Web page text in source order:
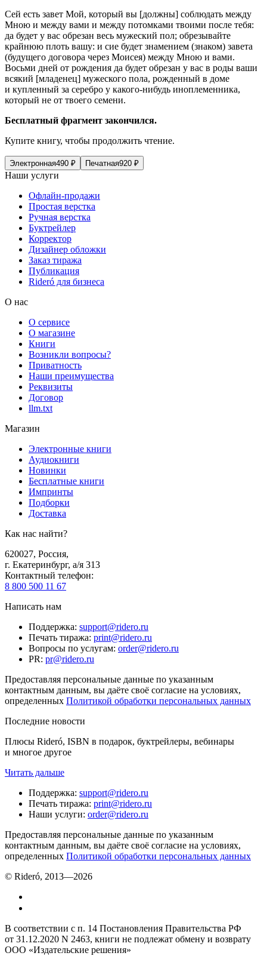
Сей есть завет Мой, который вы [должны] соблюдать между
Мною и между вами и между потомками твоими после тебя:
да будет у вас обрезан весь мужеский пол; обрезывайте
крайнюю плоть вашу: и сие будет знамением (знаком) завета
(будущего договора через Моисея) между Мною и вами.
Восьми дней от рождения да будет обрезан у вас в роды ваши
всякий [младенец] мужеского пола, рожденный в доме
и купленный за серебро у какого-нибудь иноплеменника,
который не от твоего семени.
Бесплатный фрагмент закончился.
Купите книгу, чтобы продолжить чтение.
Электронная490 ₽ Печатная920 ₽
Наши услуги
Офлайн-продажи
Простая верстка
Ручная верстка
Буктрейлер
Корректор
Дизайнер обложки
Заказ тиража
Публикация
Rideró для бизнеса
О нас
О сервисе
О магазине
Книги
Возникли вопросы?
Приватность
Наши преимущества
Реквизиты
Договор
llm.txt
Магазин
Электронные книги
Аудиокниги
Новинки
Бесплатные книги
Импринты
Подборки
Доставка
Как нас найти?
620027, Россия,
г. Екатеринбург, а/я 313
Контактный телефон:
8 800 500 11 67
Написать нам
Поддержка: support@ridero.ru
Печать тиража: print@ridero.ru
Вопросы по услугам: order@ridero.ru
PR: pr@ridero.ru
Предоставляя персональные данные по указанным
контактным данным, вы даёте своё согласие на условиях,
определенных Политикой обработки персональных данных
Последние новости
Плюсы Rideró, ISBN в подарок, буктрейлеры, вебинары
и многое другое
Читать дальше
Поддержка: support@ridero.ru
Печать тиража: print@ridero.ru
Наши услуги: order@ridero.ru
Предоставляя персональные данные по указанным
контактным данным, вы даёте своё согласие на условиях,
определенных Политикой обработки персональных данных
© Rideró, 2013—2026
В соответствии с п. 14 Постановления Правительства РФ
от 31.12.2020 N 2463, книги не подлежат обмену и возврату
ООО «Издательские решения»